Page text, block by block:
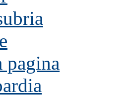
pagina